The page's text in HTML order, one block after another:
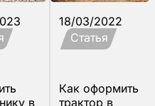
в
18/03/2022
Статья
Как оформить
трактор в